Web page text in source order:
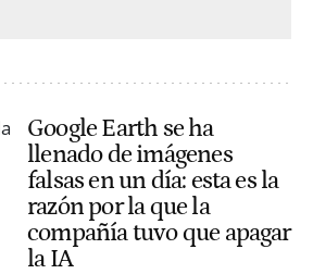
Google Earth se ha
llenado de imágenes
falsas en un día: esta es la
razón por la que la
compañía tuvo que apagar
la IA